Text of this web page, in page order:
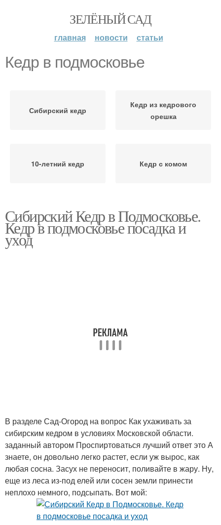
ЗЕЛЁНЫЙ САД
главная новости статьи
Кедр в подмосковье
Сибирский кедр
Кедр из кедрового
орешка
10-летний кедр Кедр с комом
Сибирский Кедр в Подмосковье.
Кедр в подмосковье посадка и
уход
В разделе Сад-Огород на вопрос Как ухаживать за
сибирским кедром в условиях Московской области.
заданный автором Проспиртоваться лучший ответ это А
знаете, он довольно легко растет, если уж вырос, как
любая сосна. Засух не переносит, поливайте в жару. Ну,
еще из леса из-под елей или сосен земли принести
неплохо немного, подсыпать. Вот мой: